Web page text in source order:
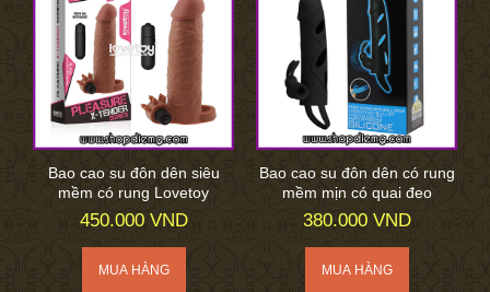
Bao cao su đôn dên siêu
mềm có rung Lovetoy
450.000 VND
Bao cao su đôn dên có rung
mềm mịn có quai đeo
380.000 VND